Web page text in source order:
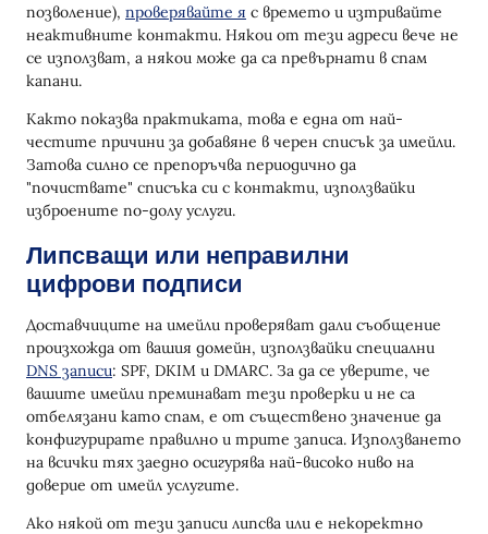
позволение), проверявайте я с времето и изтривайте
неактивните контакти. Някои от тези адреси вече не
се използват, а някои може да са превърнати в спам
капани.
Както показва практиката, това е една от най-
честите причини за добавяне в черен списък за имейли.
Затова силно се препоръчва периодично да
"почиствате" списъка си с контакти, използвайки
изброените по-долу услуги.
Липсващи или неправилни
цифрови подписи
Доставчиците на имейли проверяват дали съобщение
произхожда от вашия домейн, използвайки специални
DNS записи: SPF, DKIM и DMARC. За да се уверите, че
вашите имейли преминават тези проверки и не са
отбелязани като спам, е от съществено значение да
конфигурирате правилно и трите записа. Използването
на всички тях заедно осигурява най-високо ниво на
доверие от имейл услугите.
Ако някой от тези записи липсва или е некоректно